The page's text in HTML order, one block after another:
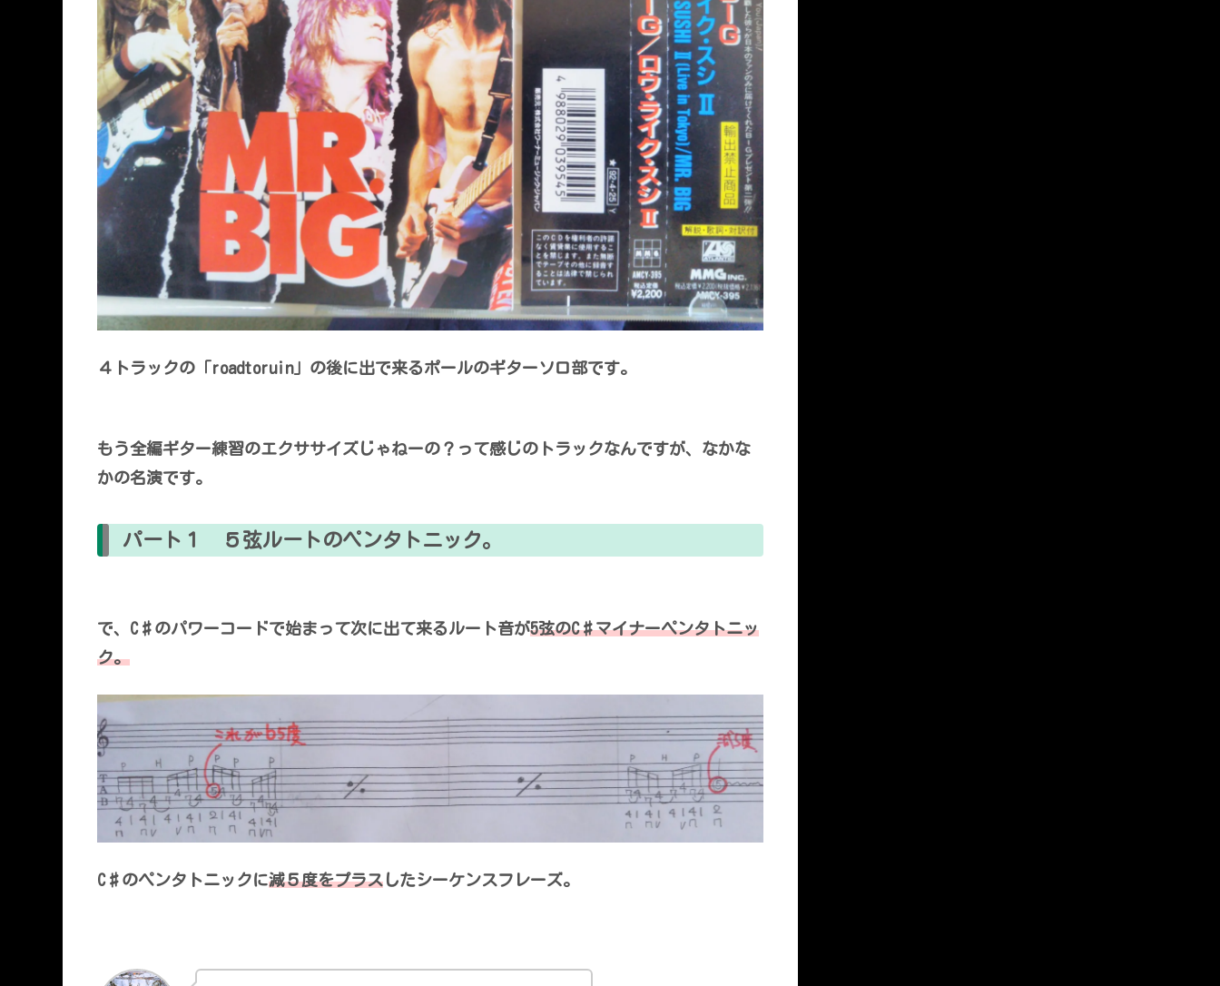
４トラックの「roadtoruin」の後に出で来るポールのギターソロ部です。
もう全編ギター練習のエクササイズじゃねーの？って感じのトラックなんですが、なかな
かの名演です。
パート１ ５弦ルートのペンタトニック。
で、C♯のパワーコードで始まって次に出て来るルート音が5弦のC♯マイナーペンタトニッ
ク。
C♯のペンタトニックに減５度をプラス したシーケンスフレーズ。